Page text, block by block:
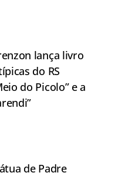
lança livro
do RS
do Picolo” e a
de Padre